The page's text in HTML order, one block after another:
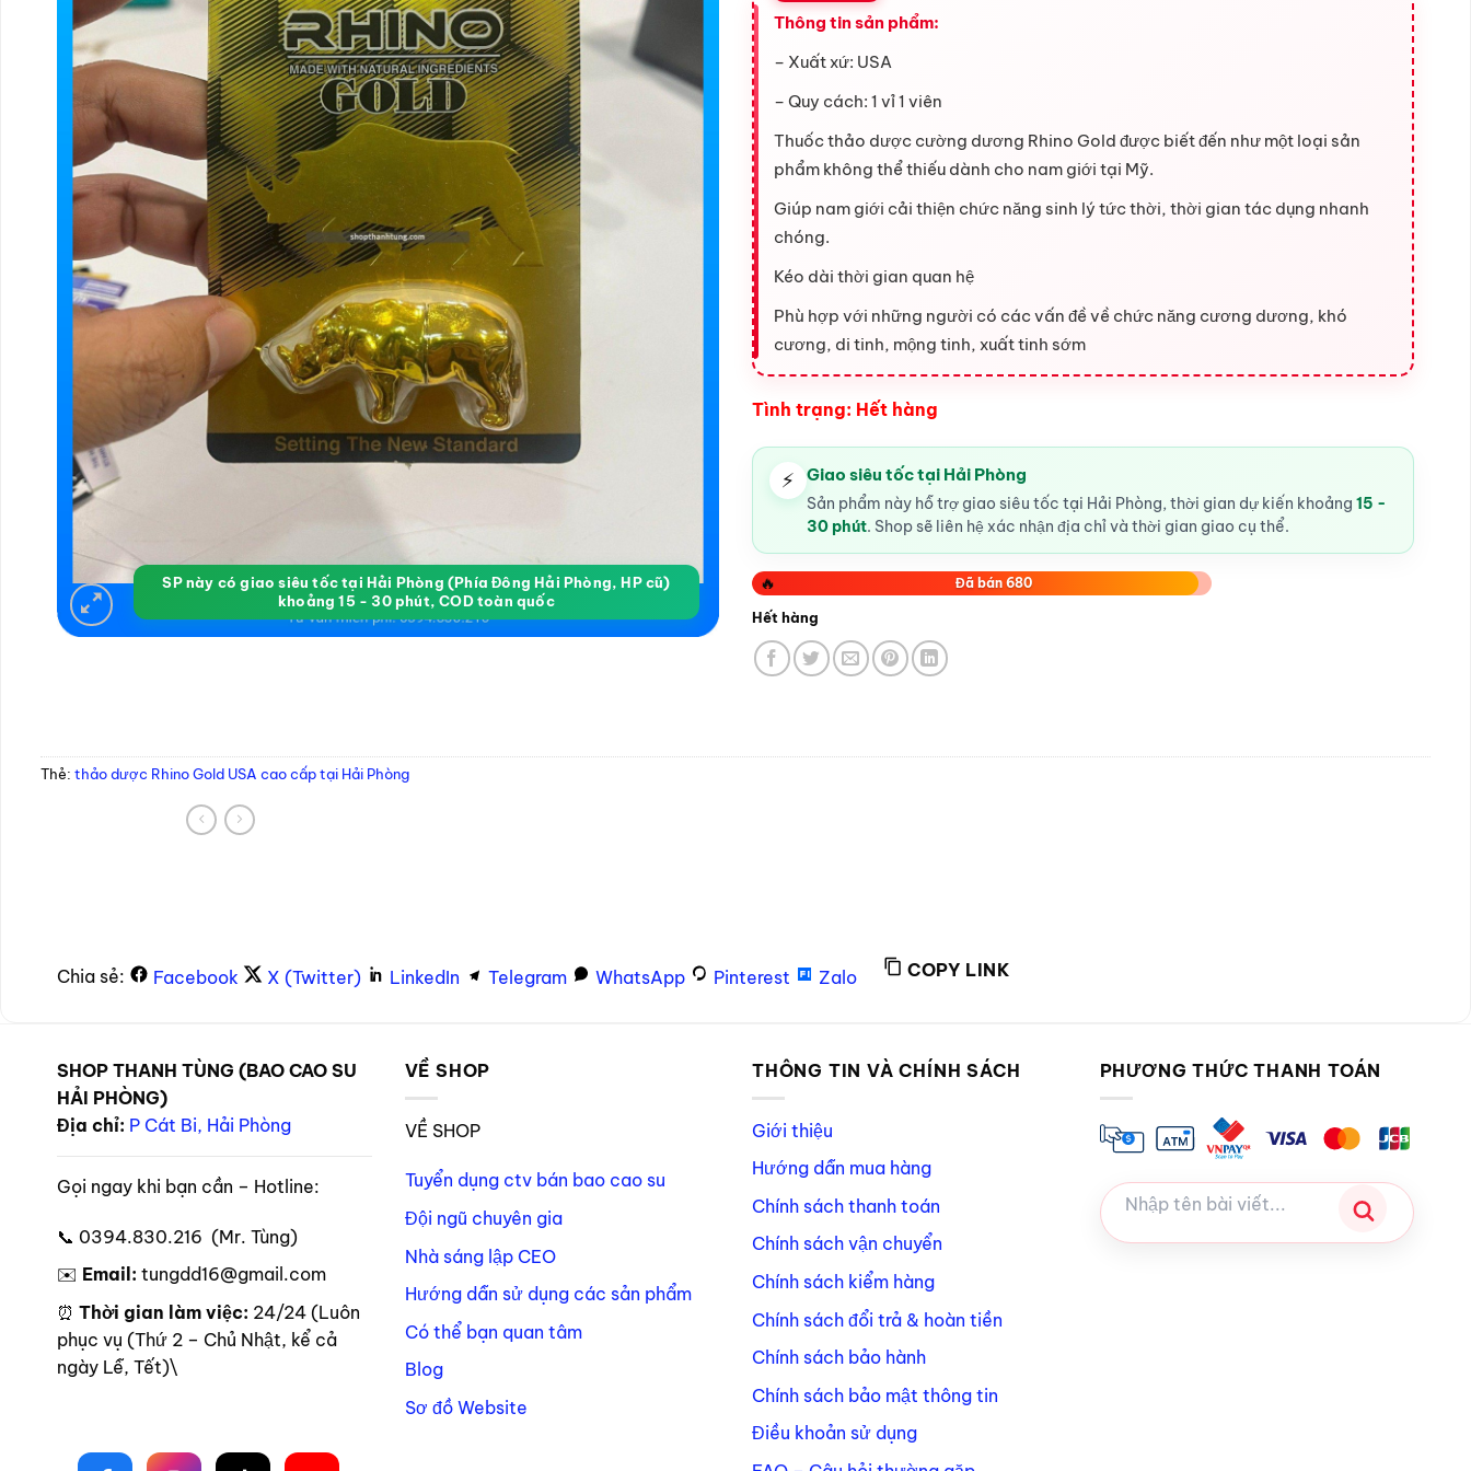
SP này có giao siêu tốc tại Hải Phòng (Phía Đông Hải Phòng, HP cũ)
khoảng 15 - 30 phút, COD toàn quốc
Thông tin sản phẩm:
– Xuất xứ: USA
– Quy cách: 1 vỉ 1 viên
Thuốc thảo dược cường dương Rhino Gold được biết đến như một loại sản
phẩm không thể thiếu dành cho nam giới tại Mỹ.
Giúp nam giới cải thiện chức năng sinh lý tức thời, thời gian tác dụng nhanh
chóng.
Kéo dài thời gian quan hệ
Phù hợp với những người có các vấn đề về chức năng cương dương, khó
cương, di tinh, mộng tinh, xuất tinh sớm
Tình trạng: Hết hàng
⚡ Giao siêu tốc tại Hải Phòng
Sản phẩm này hỗ trợ giao siêu tốc tại Hải Phòng, thời gian dự kiến khoảng 15 -
30 phút. Shop sẽ liên hệ xác nhận địa chỉ và thời gian giao cụ thể.
🔥 Đã bán 680
Hết hàng
Thẻ: thảo dược Rhino Gold USA cao cấp tại Hải Phòng
Chia sẻ: Facebook X (Twitter) LinkedIn Telegram WhatsApp Pinterest Zalo COPY LINK
SHOP THANH TÙNG (BAO CAO SU
HẢI PHÒNG)
Địa chỉ: P Cát Bi, Hải Phòng
Gọi ngay khi bạn cần – Hotline:
📞 0394.830.216 (Mr. Tùng)
✉️ Email: tungdd16@gmail.com
⏰ Thời gian làm việc: 24/24 (Luôn
phục vụ (Thứ 2 – Chủ Nhật, kể cả
ngày Lễ, Tết)\
VỀ SHOP
VỀ SHOP
Tuyển dụng ctv bán bao cao su
Đội ngũ chuyên gia
Nhà sáng lập CEO
Hướng dẫn sử dụng các sản phẩm
Có thể bạn quan tâm
Blog
Sơ đồ Website
THÔNG TIN VÀ CHÍNH SÁCH
Giới thiệu
Hướng dẫn mua hàng
Chính sách thanh toán
Chính sách vận chuyển
Chính sách kiểm hàng
Chính sách đổi trả & hoàn tiền
Chính sách bảo hành
Chính sách bảo mật thông tin
Điều khoản sử dụng
PHƯƠNG THỨC THANH TOÁN